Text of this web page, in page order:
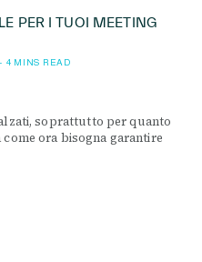
PER I TUOI MEETING
4 MINS READ
soprattutto per quanto
ora bisogna garantire